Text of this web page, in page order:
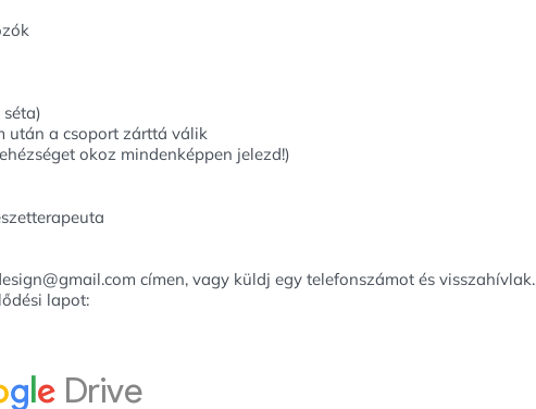
után a csoport zárttá válik
okoz mindenképpen jelezd!)
címen, vagy küldj egy telefonszámot és visszahívlak.
lapot: